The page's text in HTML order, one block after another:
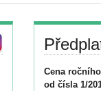
Cena
od čísla 1/